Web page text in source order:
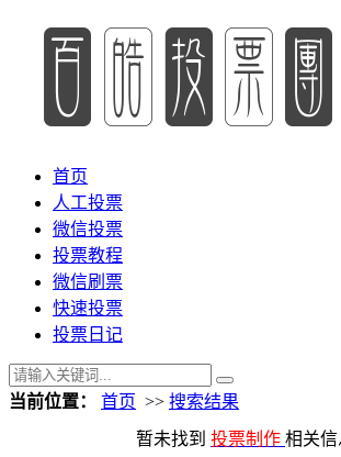
首页
人工投票
微信投票
投票教程
微信刷票
快速投票
投票日记
当前位置： 首页 >> 搜索结果
暂未找到 投票制作 相关信